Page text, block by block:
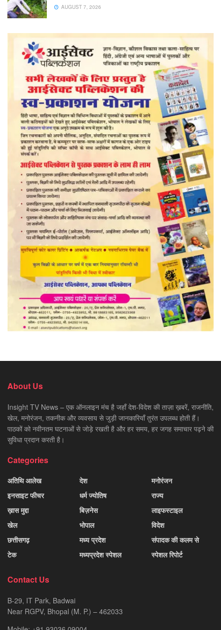
AUGUST 7, 2026
About Us
Insight TV News – एक ऑनलाइन मंच है जहाँ देश-विदेश की ताज़ा ख़बरें, राजनीति,
खेल, मनोरंजन, तकनीक और व्यवसाय से जुड़ी जानकारियाँ तुरंत उपलब्ध होती हैं।
पाठकों को नवीनतम घटनाओं से जोड़े रखती है और हर समय, हर जगह समाचार पढ़ने की
सुविधा प्रदान करती है।
Categories
अतिथि आलेख
इनसाइट फीचर
ख़ास मुद्दा
खेल
छत्तीसगढ़
टेक
देश
धर्म ज्योतिष
बिज़नेस
भोपाल
मध्य प्रदेश
मध्यप्रदेश स्पेशल
मनोरंजन
राज्य
लाइफस्टाइल
विदेश
संपादक की कलम से
स्पेशल रिपोर्ट
Contact Us
B-29, IT Park, Badwai
Near RGPV, Bhopal (M. P.) – 462033